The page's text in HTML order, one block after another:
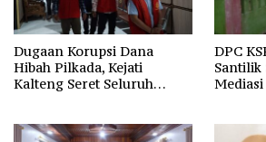
Dugaan Korupsi Dana
Hibah Pilkada, Kejati
Kalteng Seret Seluruh
DPC
Santilik